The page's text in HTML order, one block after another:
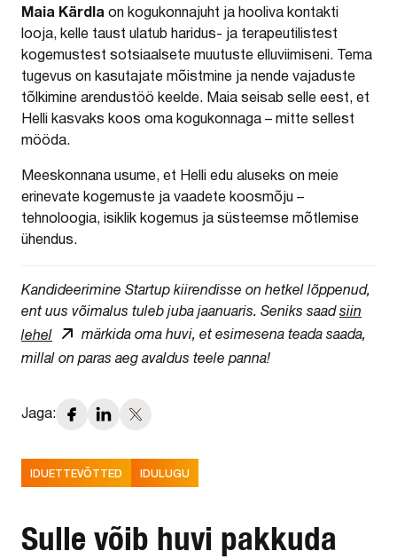
Maia Kärdlaon kogukonnajuht ja hooliva kontakti
looja, kelle taust ulatub haridus- ja terapeutilistest
kogemustest sotsiaalsete muutuste elluviimiseni. Tema
tugevus on kasutajate mõistmine ja nende vajaduste
tõlkimine arendustöö keelde. Maia seisab selle eest, et
Helli kasvaks koos oma kogukonnaga – mitte sellest
mööda.
Meeskonnana usume, et Helli edu aluseks on meie
erinevate kogemuste ja vaadete koosmõju –
tehnoloogia, isiklik kogemus ja süsteemse mõtlemise
ühendus.
Kandideerimine Startup kiirendisse on hetkel lõppenud,
ent uus võimalus tuleb juba jaanuaris. Seniks saadsiin
lehel
märkida oma huvi, et esimesena teada saada,
millal on paras aeg avaldus teele panna!
Jaga:
IDUETTEVÕTTED IDULUGU
Sulle võib huvi pakkuda